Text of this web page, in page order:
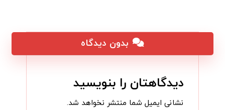
بدون دیدگاه
دیدگاهتان را بنویسید
نشانی ایمیل شما منتشر نخواهد شد.